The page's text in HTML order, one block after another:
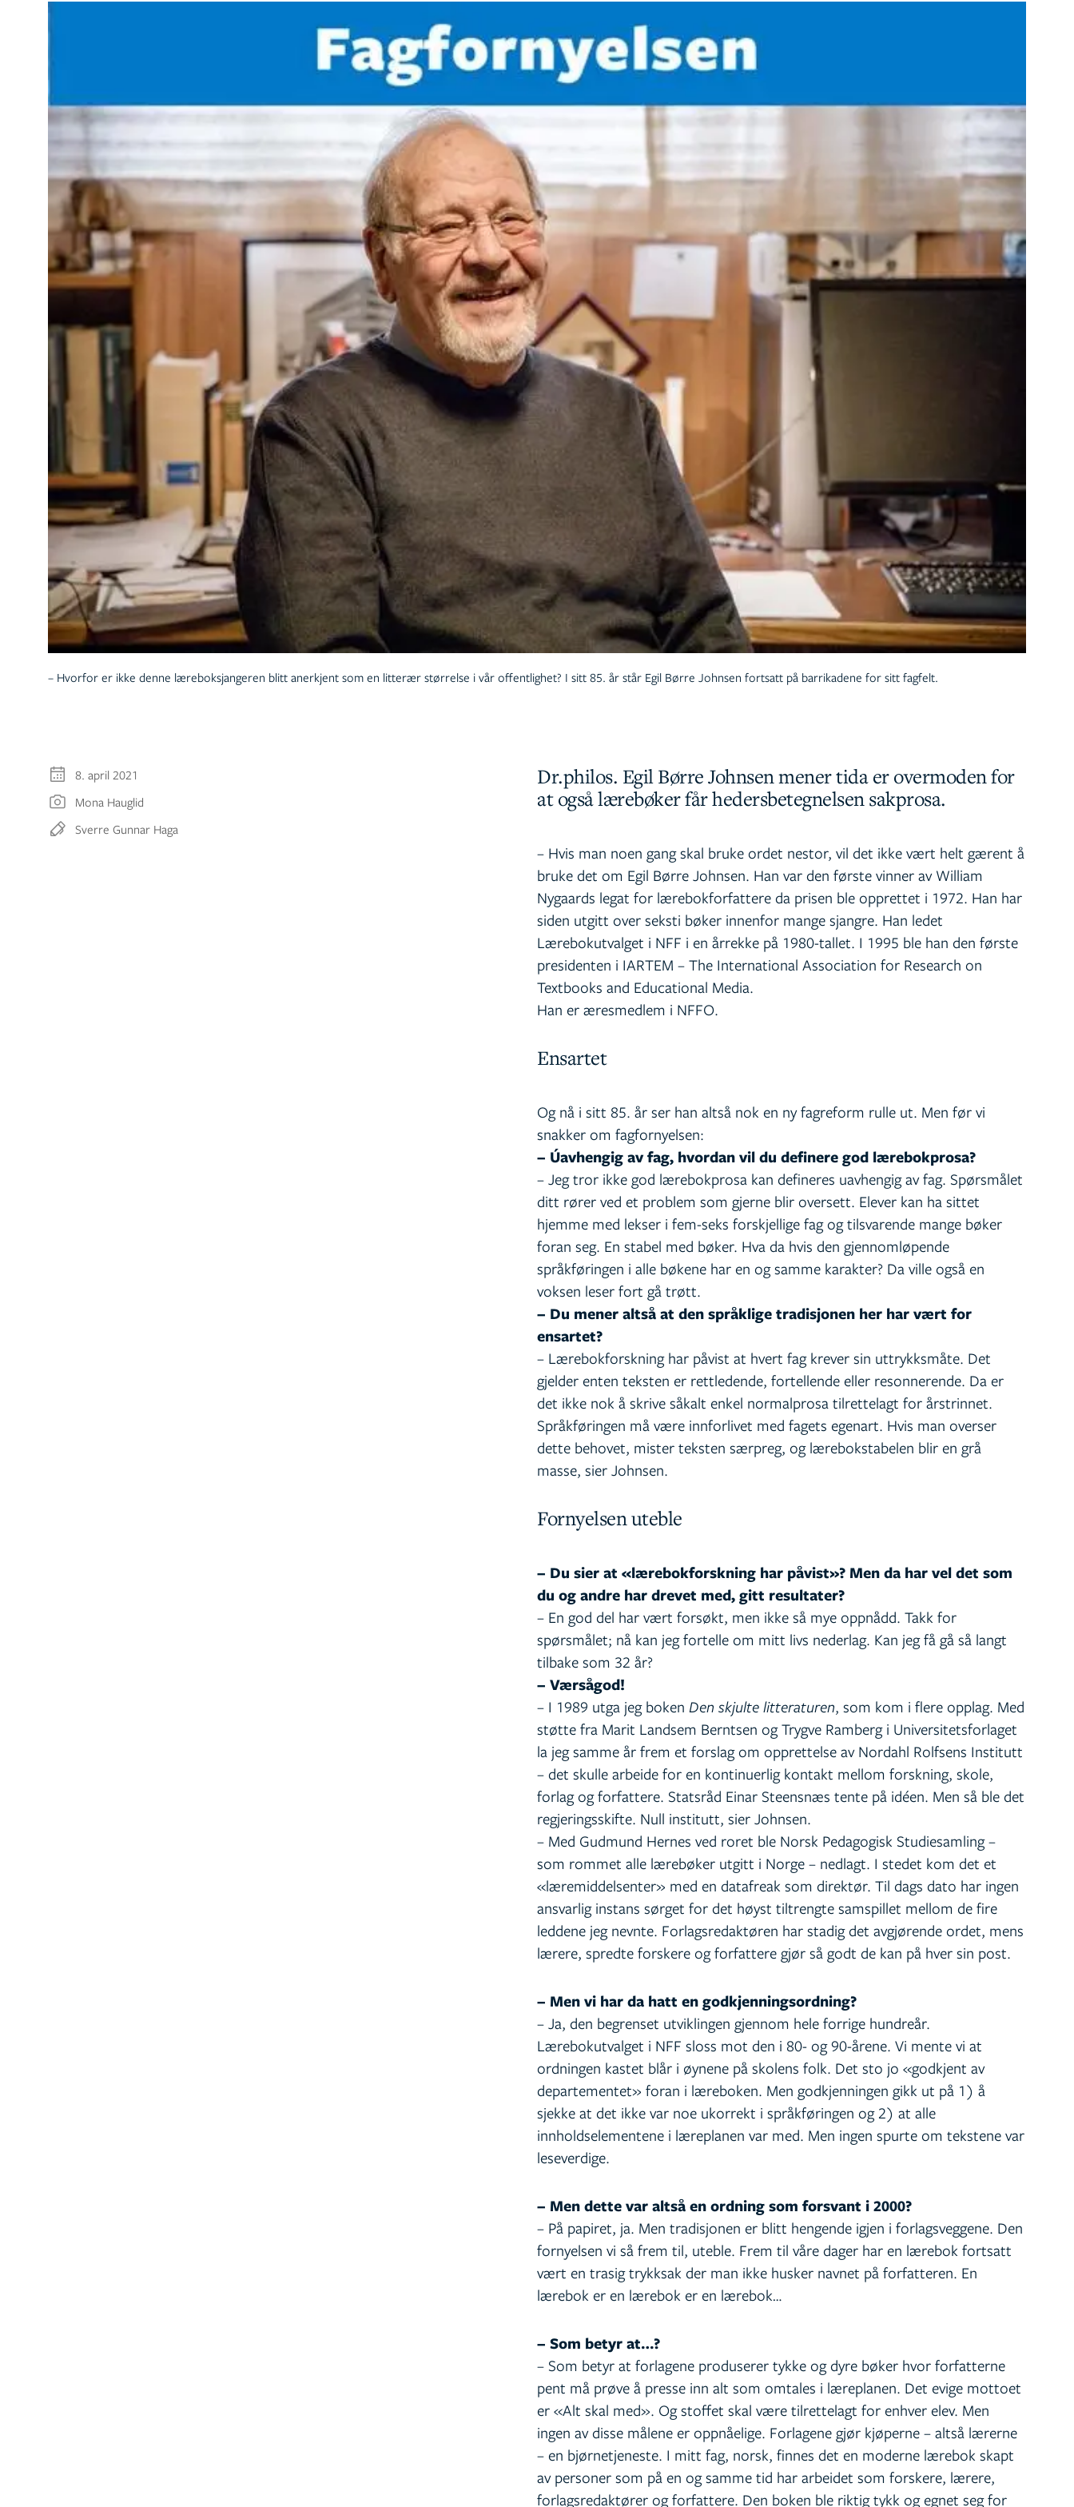
– Hvorfor er ikke denne læreboksjangeren blitt anerkjent som en litterær størrelse i vår offentlighet? I sitt 85. år står Egil Børre Johnsen fortsatt på barrikadene for sitt fagfelt.
8. april 2021
Mona Hauglid
Sverre Gunnar Haga
Dr.philos. Egil Børre Johnsen mener tida er overmoden for
at også lærebøker får hedersbetegnelsen sakprosa.
– Hvis man noen gang skal bruke ordet nestor, vil det ikke vært helt gærent å
bruke det om Egil Børre Johnsen. Han var den første vinner av William
Nygaards legat for lærebokforfattere da prisen ble opprettet i 1972. Han har
siden utgitt over seksti bøker innenfor mange sjangre. Han ledet
Lærebokutvalget i NFF i en årrekke på 1980-tallet. I 1995 ble han den første
presidenten i IARTEM – The International Association for Research on
Textbooks and Educational Media.
Han er æresmedlem i NFFO.
Ensartet
Og nå i sitt 85. år ser han altså nok en ny fagreform rulle ut. Men før vi
snakker om fagfornyelsen:
– Úavhengig av fag, hvordan vil du definere god lærebokprosa?
– Jeg tror ikke god lærebokprosa kan defineres uavhengig av fag. Spørsmålet
ditt rører ved et problem som gjerne blir oversett. Elever kan ha sittet
hjemme med lekser i fem-seks forskjellige fag og tilsvarende mange bøker
foran seg. En stabel med bøker. Hva da hvis den gjennomløpende
språkføringen i alle bøkene har en og samme karakter? Da ville også en
voksen leser fort gå trøtt.
– Du mener altså at den språklige tradisjonen her har vært for
ensartet?
– Lærebokforskning har påvist at hvert fag krever sin uttrykksmåte. Det
gjelder enten teksten er rettledende, fortellende eller resonnerende. Da er
det ikke nok å skrive såkalt enkel normalprosa tilrettelagt for årstrinnet.
Språkføringen må være innforlivet med fagets egenart. Hvis man overser
dette behovet, mister teksten særpreg, og lærebokstabelen blir en grå
masse, sier Johnsen.
Fornyelsen uteble
– Du sier at «lærebokforskning har påvist»? Men da har vel det som
du og andre har drevet med, gitt resultater?
– En god del har vært forsøkt, men ikke så mye oppnådd. Takk for
spørsmålet; nå kan jeg fortelle om mitt livs nederlag. Kan jeg få gå så langt
tilbake som 32 år?
– Værsågod!
– I 1989 utga jeg boken Den skjulte litteraturen, som kom i flere opplag. Med
støtte fra Marit Landsem Berntsen og Trygve Ramberg i Universitetsforlaget
la jeg samme år frem et forslag om opprettelse av Nordahl Rolfsens Institutt
– det skulle arbeide for en kontinuerlig kontakt mellom forskning, skole,
forlag og forfattere. Statsråd Einar Steensnæs tente på idéen. Men så ble det
regjeringsskifte. Null institutt, sier Johnsen.
– Med Gudmund Hernes ved roret ble Norsk Pedagogisk Studiesamling –
som rommet alle lærebøker utgitt i Norge – nedlagt. I stedet kom det et
«læremiddelsenter» med en datafreak som direktør. Til dags dato har ingen
ansvarlig instans sørget for det høyst tiltrengte samspillet mellom de fire
leddene jeg nevnte. Forlagsredaktøren har stadig det avgjørende ordet, mens
lærere, spredte forskere og forfattere gjør så godt de kan på hver sin post.
– Men vi har da hatt en godkjenningsordning?
– Ja, den begrenset utviklingen gjennom hele forrige hundreår.
Lærebokutvalget i NFF sloss mot den i 80- og 90-årene. Vi mente vi at
ordningen kastet blår i øynene på skolens folk. Det sto jo «godkjent av
departementet» foran i læreboken. Men godkjenningen gikk ut på 1) å
sjekke at det ikke var noe ukorrekt i språkføringen og 2) at alle
innholdselementene i læreplanen var med. Men ingen spurte om tekstene var
leseverdige.
– Men dette var altså en ordning som forsvant i 2000?
– På papiret, ja. Men tradisjonen er blitt hengende igjen i forlagsveggene. Den
fornyelsen vi så frem til, uteble. Frem til våre dager har en lærebok fortsatt
vært en trasig trykksak der man ikke husker navnet på forfatteren. En
lærebok er en lærebok er en lærebok…
– Som betyr at…?
– Som betyr at forlagene produserer tykke og dyre bøker hvor forfatterne
pent må prøve å presse inn alt som omtales i læreplanen. Det evige mottoet
er «Alt skal med». Og stoffet skal være tilrettelagt for enhver elev. Men
ingen av disse målene er oppnåelige. Forlagene gjør kjøperne – altså lærerne
– en bjørnetjeneste. I mitt fag, norsk, finnes det en moderne lærebok skapt
av personer som på en og samme tid har arbeidet som forskere, lærere,
forlagsredaktører og forfattere. Den boken ble riktig tykk og egnet seg for